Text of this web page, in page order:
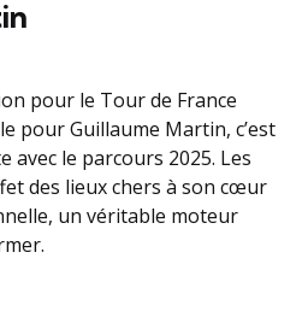
pour le Tour de France
pour Guillaume Martin, c’est
avec le parcours 2025. Les
des lieux chers à son cœur
un véritable moteur